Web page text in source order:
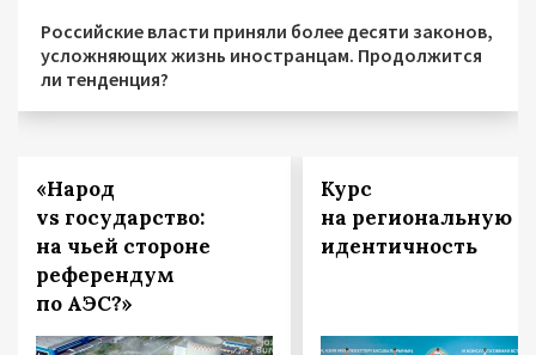
Российские власти приняли более десяти законов,
усложняющих жизнь иностранцам. Продолжится
ли тенденция?
«Народ
vs государство:
на чьей стороне
референдум
по АЭС?»
Курс
на региональную
идентичность